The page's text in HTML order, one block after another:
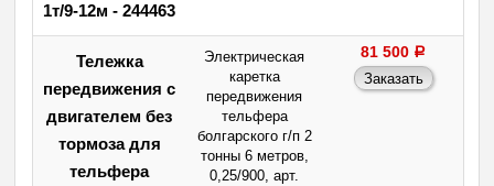
1т/9-12м - 244463
Тележка
передвижения с
двигателем без
тормоза для
тельфера
Электрическая
каретка
передвижения
тельфера
болгарского г/п 2
тонны 6 метров,
0,25/900, арт.
81 500 a